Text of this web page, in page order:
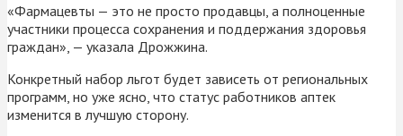
«Фармацевты — это не просто продавцы, а полноценные
участники процесса сохранения и поддержания здоровья
граждан», — указала Дрожжина.
Конкретный набор льгот будет зависеть от региональных
программ, но уже ясно, что статус работников аптек
изменится в лучшую сторону.